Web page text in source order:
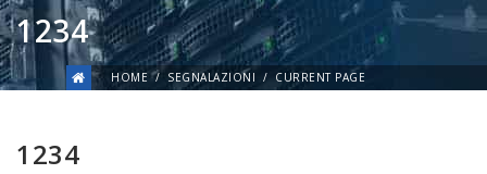
1234
HOME SEGNALAZIONI CURRENT PAGE
1234